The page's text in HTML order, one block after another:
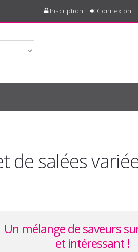
Inscription Connexion
de salées
Un mélange de saveurs
et intéressant !